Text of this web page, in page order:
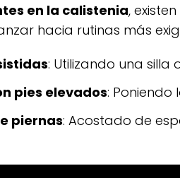
en la calistenia,
hacia rutinas más
: Utilizando una
pies elevados: Poniendo
piernas: Acostado de